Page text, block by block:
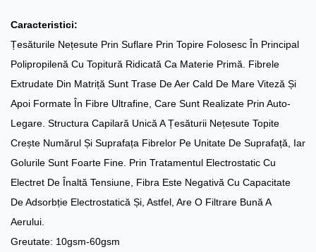
Caracteristici:
Țesăturile Nețesute Prin Suflare Prin Topire Folosesc În Principal
Polipropilenă Cu Topitură Ridicată Ca Materie Primă. Fibrele
Extrudate Din Matriță Sunt Trase De Aer Cald De Mare Viteză Și
Apoi Formate În Fibre Ultrafine, Care Sunt Realizate Prin Auto-
Legare. Structura Capilară Unică A Țesăturii Nețesute Topite
Crește Numărul Și Suprafața Fibrelor Pe Unitate De Suprafață, Iar
Golurile Sunt Foarte Fine. Prin Tratamentul Electrostatic Cu
Electret De Înaltă Tensiune, Fibra Este Negativă Cu Capacitate
De Adsorbție Electrostatică Și, Astfel, Are O Filtrare Bună A
Aerului.
Greutate: 10gsm-60gsm